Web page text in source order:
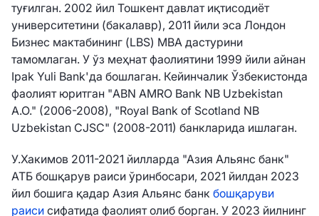
туғилган. 2002 йил Тошкент давлат иқтисодиёт
университетини (бакалавр), 2011 йили эса Лондон
Бизнес мактабининг (LBS) MBA дастурини
тамомлаган. У ўз меҳнат фаолиятини 1999 йили айнан
Ipak Yuli Bank'да бошлаган. Кейинчалик Ўзбекистонда
фаолият юритган "ABN AMRO Bank NB Uzbekistan
A.O." (2006-2008), "Royal Bank of Scotland NB
Uzbekistan CJSC" (2008-2011) банкларида ишлаган.
У.Хакимов 2011-2021 йилларда "Азия Альянс банк"
АТБ бошқарув раиси ўринбосари, 2021 йилдан 2023
йил бошига қадар Азия Альянс банк бошқаруви
раиси сифатида фаолият олиб борган. У 2023 йилнинг